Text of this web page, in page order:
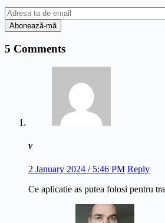
5 Comments
v
2 January 2024 / 5:46 PM Reply
Ce aplicatie as putea folosi pentru